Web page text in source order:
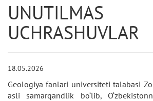
UNUTILMAS
UCHRASHUVLAR
18.05.2026
Geologiya fanlari universiteti talabasi
asli samarqandlik bo‘lib,